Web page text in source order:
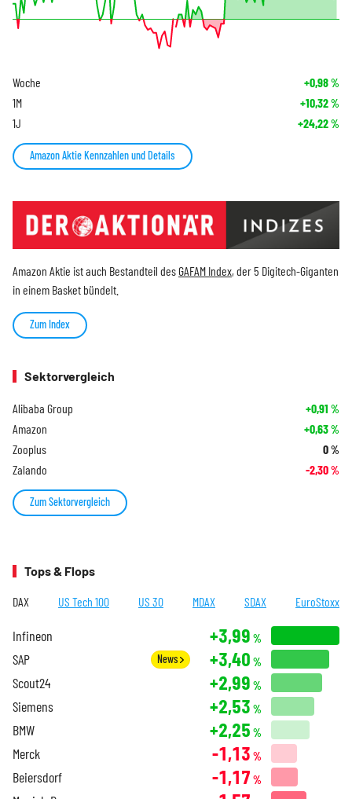
Woche +0,98%
1M +10,32%
1J +24,22%
Amazon Aktie Kennzahlen und Details
Amazon Aktie ist auch Bestandteil desGAFAM Index, der 5 Digitech-Giganten
in einem Basket bündelt.
Zum Index
Sektorvergleich
Alibaba Group +0,91 %
Amazon +0,63%
Zooplus 0%
Zalando -2,30%
Zum Sektorvergleich
Tops & Flops
DAX US Tech 100 US 30 MDAX SDAX EuroStoxx
Infineon +3,99 %
SAP News +3,40 %
Scout24 +2,99 %
Siemens +2,53 %
BMW +2,25 %
Merck -1,13 %
Beiersdorf -1,17 %